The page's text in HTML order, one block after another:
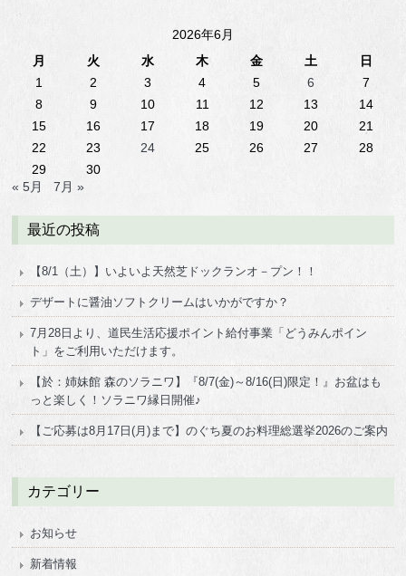
2026年6月
月
火 水 木 金 土
日
1
2 3 4 5 6
7
8
9 10 11 12 13
14
15
16 17 18 19 20
21
22
23 24 25 26 27
28
29
30
« 5月
7月 »
最近の投稿
【8/1（土）】いよいよ天然芝ドックランオ－プン！！
デザートに醤油ソフトクリームはいかがですか？
7月28日より、道民生活応援ポイント給付事業「どうみんポイン
ト」をご利用いただけます。
【於：姉妹館 森のソラニワ】『8/7(金)～8/16(日)限定！』お盆はも
っと楽しく！ソラニワ縁日開催♪
【ご応募は8月17日(月)まで】のぐち夏のお料理総選挙2026のご案内
カテゴリー
お知らせ
新着情報